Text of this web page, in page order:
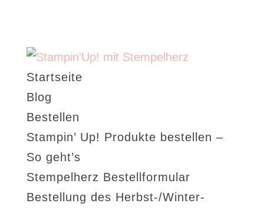
Startseite
Blog
Bestellen
Stampin’ Up! Produkte bestellen –
So geht’s
Stempelherz Bestellformular
Bestellung des Herbst-/Winter-